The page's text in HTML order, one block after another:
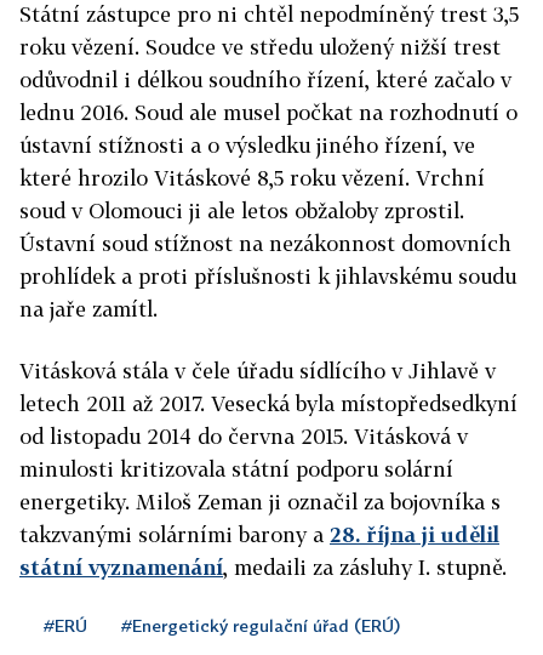
Státní zástupce pro ni chtěl nepodmíněný trest 3,5
roku vězení. Soudce ve středu uložený nižší trest
odůvodnil i délkou soudního řízení, které začalo v
lednu 2016. Soud ale musel počkat na rozhodnutí o
ústavní stížnosti a o výsledku jiného řízení, ve
které hrozilo Vitáskové 8,5 roku vězení. Vrchní
soud v Olomouci ji ale letos obžaloby zprostil.
Ústavní soud stížnost na nezákonnost domovních
prohlídek a proti příslušnosti k jihlavskému soudu
na jaře zamítl.
Vitásková stála v čele úřadu sídlícího v Jihlavě v
letech 2011 až 2017. Vesecká byla místopředsedkyní
od listopadu 2014 do června 2015. Vitásková v
minulosti kritizovala státní podporu solární
energetiky. Miloš Zeman ji označil za bojovníka s
takzvanými solárními barony a 28. října ji udělil
státní vyznamenání, medaili za zásluhy I. stupně.
#ERÚ #Energetický regulační úřad (ERÚ)